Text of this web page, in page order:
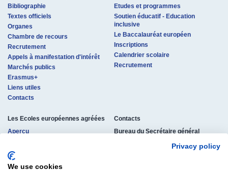
Privacy policy
We use cookies
Bibliographie
Textes officiels
Organes
Chambre de recours
Recrutement
Appels à manifestation d'intérêt
Marchés publics
Erasmus+
Liens utiles
Contacts
Etudes et programmes
Soutien éducatif - Education
inclusive
Le Baccalauréat européen
Inscriptions
Calendrier scolaire
Recrutement
Les Ecoles européennes agréées
Aperçu
Coordonnées
Structure pédagogique
Contacts
Bureau du Secrétaire général